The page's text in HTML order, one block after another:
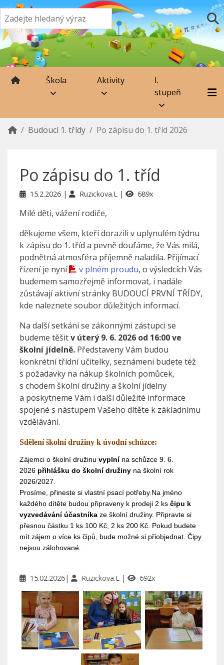
Škola Aktivity
I.
stupeň
Budoucí 1. třídy Po zápisu do 1. tříd 2026
Po zápisu do 1. tříd
15.2.2026 Ruzickova.L 689x
Milé děti, vážení rodiče,
děkujeme všem, kteří dorazili v uplynulém týdnu
k zápisu do 1. tříd a pevně doufáme, že Vás milá,
podnětná atmosféra příjemně naladila. Přijímací
řízení je nyní
v plném proudu, o výsledcích Vás
budemem samozřejmě informovat, i nadále
zůstávají aktivní stránky BUDOUCÍ PRVNÍ TŘÍDY,
kde naleznete soubor důležitých informací.
Na další setkání se zákonnými zástupci se
budeme těšitv úterý 9. 6. 2026 od 16:00 ve
školní jídelně. Představeny Vám budou
konkrétní třídní učitelky, seznámeni budete též
s požadavky na nákup školních pomůcek,
s chodem školní družiny a školní jídelny
a poskytneme Vám i další důležité informace
spojené s nástupem Vašeho dítěte k základnímu
vzdělávání.
Sdělení školní družiny k úvodní schůzce:
Zájemci o školní družinu vyplnína schůzce 9. 6.
2026 přihlášku do školní družiny na školní rok
2026/2027.
Prosíme, přineste si vlastní psací potřeby.Na jméno
každého dítěte budou připraveny k prodeji 2 ks čipu k
vyzvedávání účastníka ze školní družiny. Připravte si
přesnou částku 1 ks 100 Kč, 2 ks 200 Kč. Pokud budete
mít zájem o více ks čipů, bude možné si přiobjednat. Čipy
nejsou zálohované.
15.02.2026 Ruzickova.L 692x